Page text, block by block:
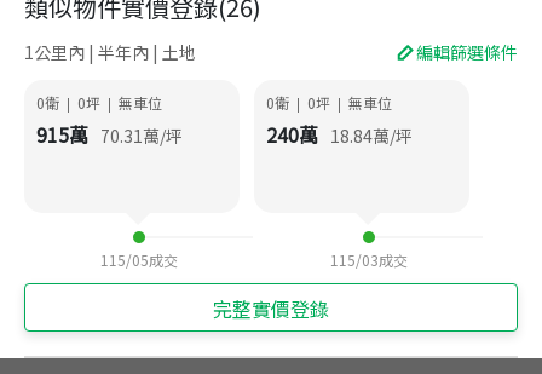
1公里內 | 半年內 | 土地 編輯篩選條件
0衛 | 0坪 | 無車位
915萬 70.31萬/坪
115/05成交
0衛 | 0坪 | 無車位
240萬 18.84萬/坪
115/03成交
完整實價登錄